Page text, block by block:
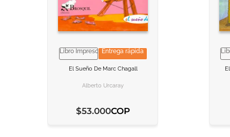
VER INFORMACION
VER INFORMACION
Libro Impreso Entrega rápida
El Sueño De Marc Chagall
Alberto Urcaray
$53.000COP